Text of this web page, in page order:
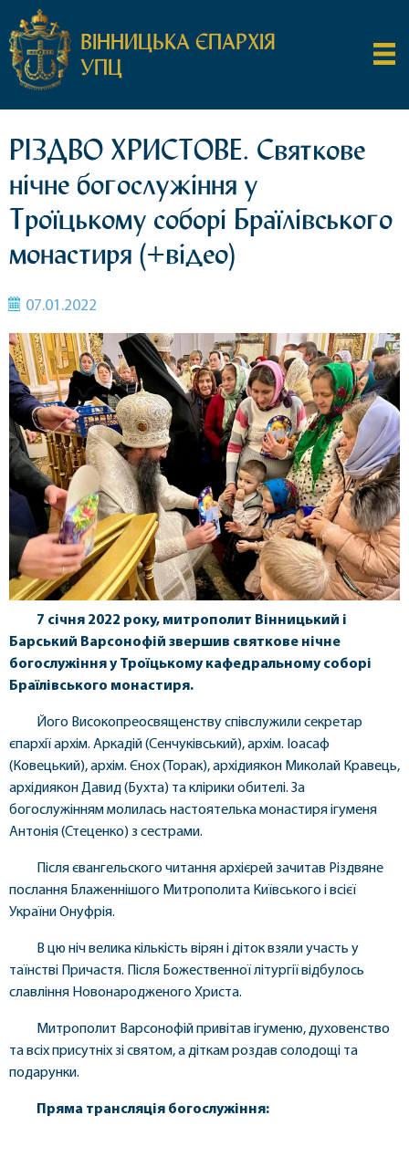
ВІННИЦЬКА ЄПАРХІЯ
УПЦ
РІЗДВО ХРИСТОВЕ. Святкове
нічне богослужіння у
Троїцькому соборі Браїлівського
монастиря (+відео)
07.01.2022
7 січня 2022 року, митрополит Вінницький і
Барський Варсонофій звершив святкове нічне
богослужіння у Троїцькому кафедральному соборі
Браїлівського монастиря.
Його Високопреосвященству співслужили секретар
єпархії архім. Аркадій (Сенчуківський), архім. Іоасаф
(Ковецький), архім. Єнох (Торак), архідиякон Миколай Кравець,
архідиякон Давид (Бухта) та клірики обителі. За
богослужінням молилась настоятелька монастиря ігуменя
Антонія (Стеценко) з сестрами.
Після євангельского читання архієрей зачитав Різдвяне
послання Блаженнішого Митрополита Київського і всієї
України Онуфрія.
В цю ніч велика кількість вірян і діток взяли участь у
таїнстві Причастя. Після Божественної літургії відбулось
славління Новонародженого Христа.
Митрополит Варсонофій привітав ігуменю, духовенство
та всіх присутніх зі святом, а діткам роздав солодощі та
подарунки.
Пряма трансляція богослужіння: